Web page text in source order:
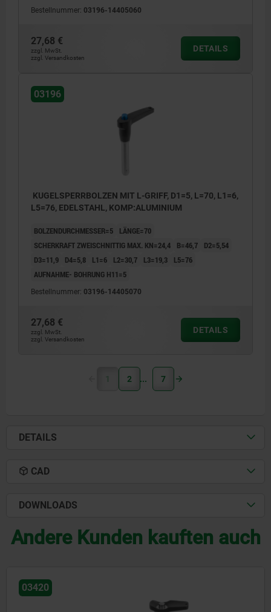
Bestellnummer: 03196-14405060
27,68 €
zzgl. MwSt.
zzgl. Versandkosten
DETAILS
03196
KUGELSPERRBOLZEN MIT L-GRIFF, D1=5, L=70, L1=6,
L5=76, EDELSTAHL, KOMP:ALUMINIUM
BOLZENDURCHMESSER=5
LÄNGE=70
SCHERKRAFT ZWEISCHNITTIG MAX. KN=24,4
B=46,7
D2=5,54
D3=11,9
D4=5,8 L1=6 L2=30,7 L3=19,3
L5=76
AUFNAHME- BOHRUNG H11=5
Bestellnummer: 03196-14405070
27,68 €
zzgl. MwSt.
zzgl. Versandkosten
DETAILS
1 2 7
DETAILS
CAD
DOWNLOADS
Andere Kunden kauften auch
03420